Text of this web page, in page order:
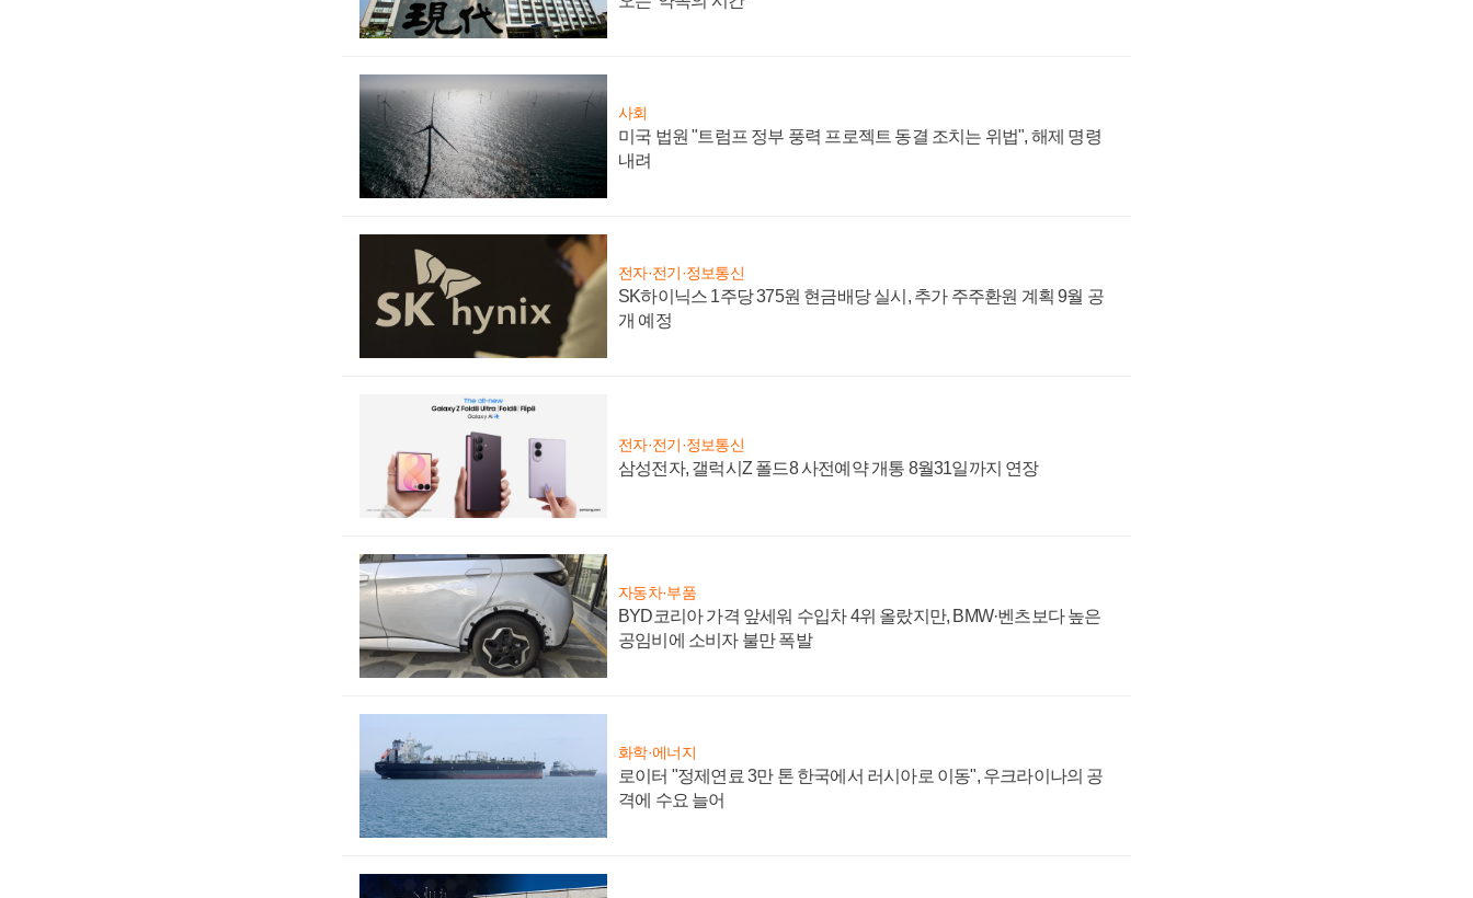
사회
미국 법원 "트럼프 정부 풍력 프로젝트 동결 조치는 위법", 해제 명령
내려
전자·전기·정보통신
SK하이닉스 1주당 375원 현금배당 실시, 추가 주주환원 계획 9월 공
개 예정
전자·전기·정보통신
삼성전자, 갤럭시Z 폴드8 사전예약 개통 8월31일까지 연장
자동차·부품
BYD코리아 가격 앞세워 수입차 4위 올랐지만, BMW·벤츠보다 높은
공임비에 소비자 불만 폭발
화학·에너지
로이터 "정제연료 3만 톤 한국에서 러시아로 이동", 우크라이나의 공
격에 수요 늘어